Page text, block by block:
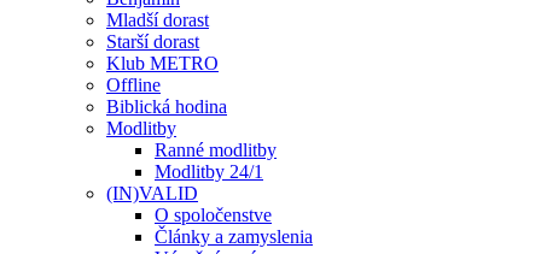
Mladší dorast
Starší dorast
Klub METRO
Offline
Biblická hodina
Modlitby
Ranné modlitby
Modlitby 24/1
(IN)VALID
O spoločenstve
Články a zamyslenia